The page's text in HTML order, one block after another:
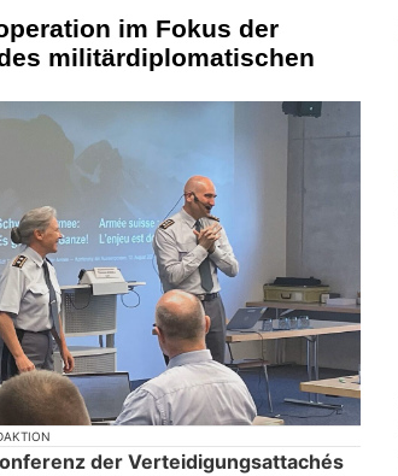
im Fokus der
militärdiplomatischen
der Verteidigungsattachés